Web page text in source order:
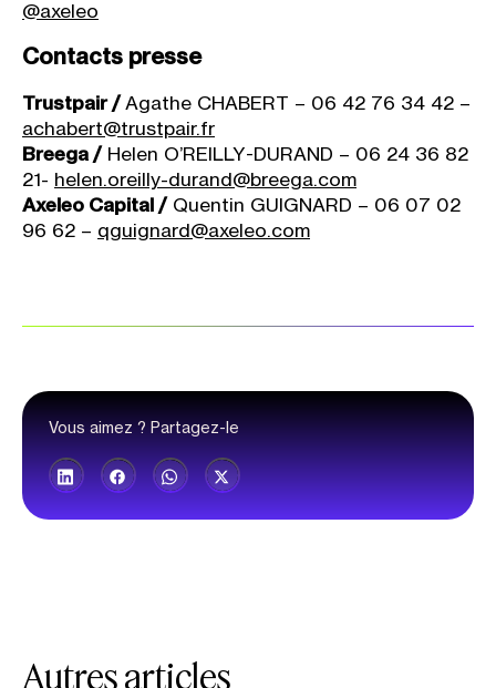
Vous aimez ? Partagez-le
@axeleo
Contacts presse
Trustpair / Agathe CHABERT – 06 42 76 34 42 –
achabert@trustpair.fr
Breega / Helen O’REILLY-DURAND – 06 24 36 82
21- helen.oreilly-durand@breega.com
Axeleo Capital / Quentin GUIGNARD – 06 07 02
96 62 – qguignard@axeleo.com
Autres articles